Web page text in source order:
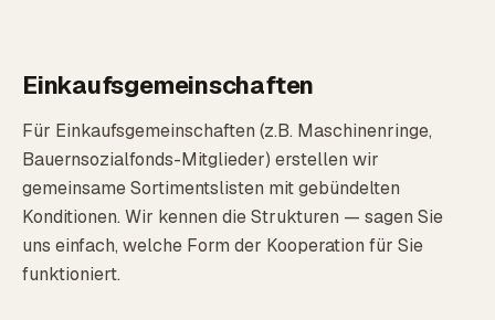
Einkaufsgemeinschaften
Für Einkaufsgemeinschaften (z.B. Maschinenringe,
Bauernsozialfonds-Mitglieder) erstellen wir
gemeinsame Sortimentslisten mit gebündelten
Konditionen. Wir kennen die Strukturen — sagen Sie
uns einfach, welche Form der Kooperation für Sie
funktioniert.